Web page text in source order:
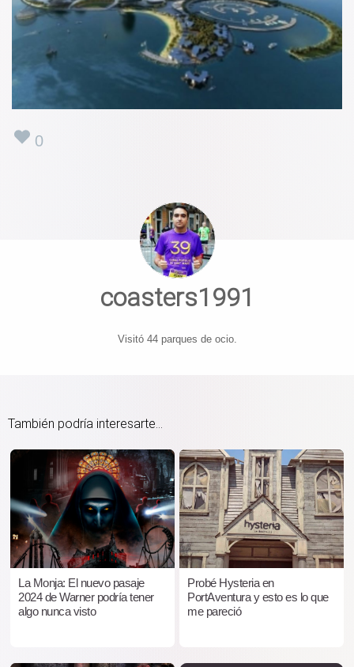
0
coasters1991
Visitó 44 parques de ocio.
También podría interesarte...
La Monja: El nuevo pasaje
2024 de Warner podría tener
algo nunca visto
Probé Hysteria en
PortAventura y esto es lo que
me pareció